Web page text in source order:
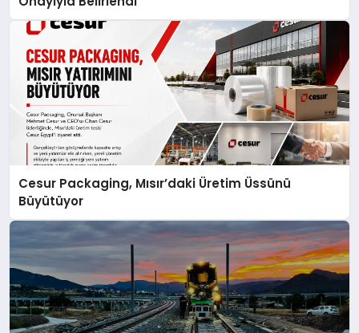
Cesur Packaging, Mısır’daki Üretim Üssünü
Büyütüyor